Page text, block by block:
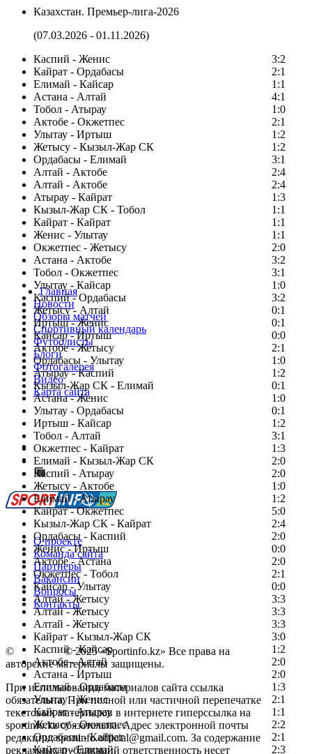
Казахстан. Премьер-лига-2026
(07.03.2026 - 01.11.2026)
Каспий - Женис
3:2
Кайрат - Ордабасы
2:1
Елимай - Кайсар
1:1
Астана - Алтай
4:1
Тобол - Атырау
1:0
Актобе - Окжетпес
2:1
Улытау - Иртыш
1:2
Жетысу - Кызыл-Жар СК
1:2
Ордабасы - Елимай
3:1
Алтай - Актобе
2:4
Алтай - Актобе
2:4
Атырау - Кайрат
1:3
Кызыл-Жар СК - Тобол
1:1
Кайрат - Кайрат
1:1
Женис - Улытау
1:1
Окжетпес - Жетысу
2:0
Астана - Актобе
3:2
Тобол - Окжетпес
3:1
Улытау - Кайсар
1:0
Каспий - Ордабасы
3:2
Жетысу - Алтай
0:1
Иртыш - Женис
0:1
Кайсар - Иртыш
0:0
Актобе - Жетысу
2:1
Ордабасы - Улытау
1:0
Атырау - Каспий
1:2
Кызыл-Жар СК - Елимай
0:1
Астана - Женис
1:0
Улытау - Ордабасы
0:1
Иртыш - Кайсар
1:2
Тобол - Алтай
3:1
Окжетпес - Кайрат
1:3
Елимай - Кызыл-Жар СК
2:0
Каспий - Атырау
2:0
Жетысу - Актобе
1:0
Елимай - Атырау
1:2
Кайрат - Окжетпес
5:0
Кызыл-Жар СК - Кайрат
2:4
Ордабасы - Каспий
2:0
Женис - Иртыш
0:0
Актобе - Астана
2:0
Окжетпес - Тобол
2:1
Кайсар - Улытау
0:0
Алтай - Жетысу
3:3
Алтай - Жетысу
3:3
Алтай - Жетысу
3:3
Кайрат - Кызыл-Жар СК
3:0
Каспий - Кайсар
1:2
Актобе - Алтай
2:0
Астана - Иртыш
2:0
Елимай - Ордабасы
1:3
Улытау - Женис
2:1
Кайрат - Атырау
1:1
Жетысу - Окжетпес
2:2
Ордабасы - Кайрат
2:1
Кайсар - Елимай
2:3
Главная
Новости
Обзоры матчей
Спортивный календарь
Футболисты
Блоги
Фотогалерея
Видео
Карта сайта
Есть идея?
Сообщить о мероприятии
Перейти на старый сайт
О проекте
Команда сайта
Партнеры
Вакансии
Вопросы
Контакты
© Copyright© 2025 «Sportinfo.kz» Все права на
авторские материалы защищены.
При использовании материалов сайта ссылка
обязательна. При полной или частичной перепечатке
текстовых материалов в интернете гиперссылка на
sportinfo.kz обязательна. Адрес электронной почты
редакции: sportinfo.official@gmail.com. За содержание
рекламных публикаций ответственность несет